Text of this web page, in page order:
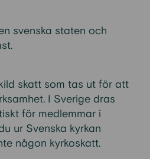
svenska staten och
skatt som tas ut för att
I Sverige dras
för medlemmar i
ur Svenska kyrkan
någon kyrkoskatt.